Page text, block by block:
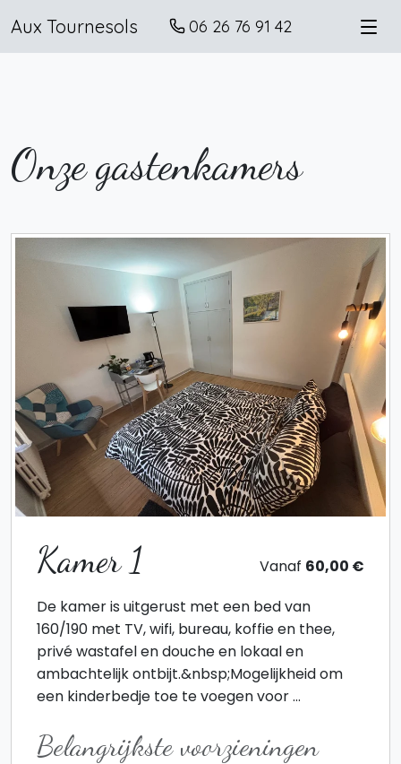
Aux Tournesols 06 26 76 91 42
Onze gastenkamers
Kamer 1 Vanaf 60,00 €
De kamer is uitgerust met een bed van
160/190 met TV, wifi, bureau, koffie en thee,
privé wastafel en douche en lokaal en
ambachtelijk ontbijt.&nbsp;Mogelijkheid om
een kinderbedje toe te voegen voor ...
Belangrijkste voorzieningen